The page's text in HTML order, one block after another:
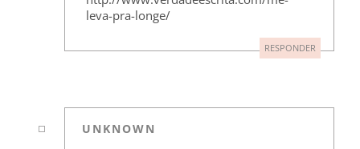
leva-pra-longe/
RESPONDER
UNKNOWN